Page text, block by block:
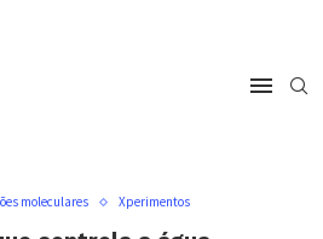
moleculares Xperimentos